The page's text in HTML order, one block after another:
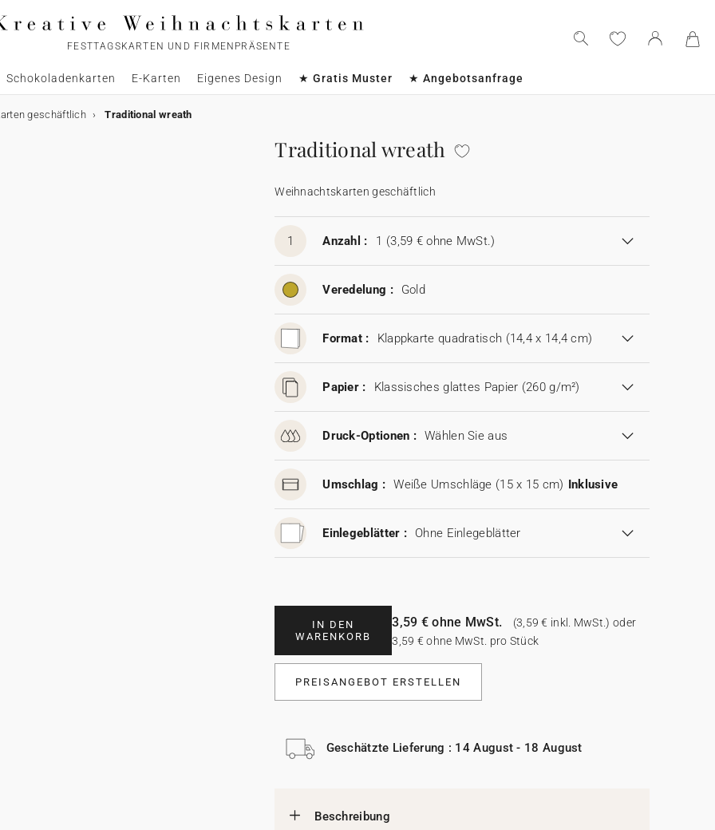
FESTTAGSKARTEN UND FIRMENPRÄSENTE
Schokoladenkarten E-Karten Eigenes Design ★ Gratis Muster ★ Angebotsanfrage
geschäftlich Traditional wreath
Traditional wreath
Weihnachtskarten geschäftlich
1 Anzahl : 1 (3,59 € ohne MwSt.)
Veredelung : Gold
Format : Klappkarte quadratisch (14,4 x 14,4 cm)
Papier : Klassisches glattes Papier (260 g/m²)
Druck-Optionen : Wählen Sie aus
Umschlag : Weiße Umschläge (15 x 15 cm) Inklusive
Einlegeblätter : Ohne Einlegeblätter
IN DEN
WARENKORB
3,59 € ohne MwSt.
(3,59 € inkl. MwSt.) oder
3,59 € ohne MwSt. pro Stück
PREISANGEBOT ERSTELLEN
Geschätzte Lieferung : 14 August - 18 August
Beschreibung